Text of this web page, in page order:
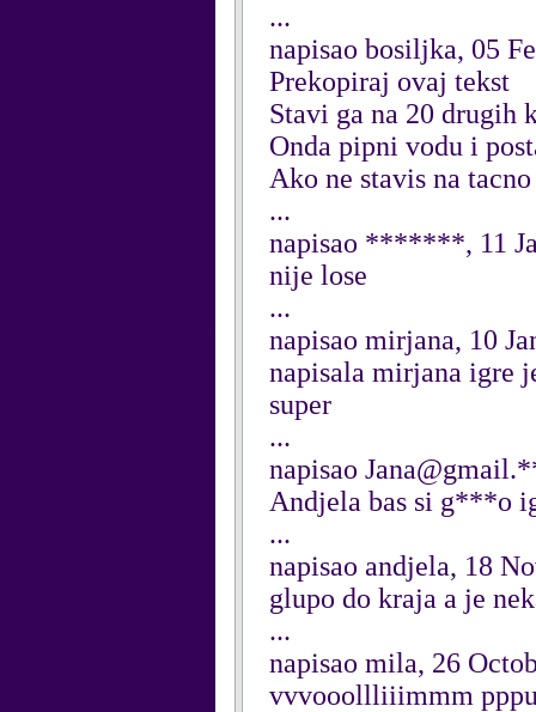
...
napisao bosiljka, 05
Prekopiraj ovaj tekst
Stavi ga na 20 drugih
Onda pipni vodu i
Ako ne stavis na
...
napisao *******, 11
nije lose
...
napisao mirjana, 10
napisala mirjana igre
super
...
napisao
Andjela bas si g***o
...
napisao andjela, 18
glupo do kraja a je
...
napisao mila, 26
vvvooollliiimmm